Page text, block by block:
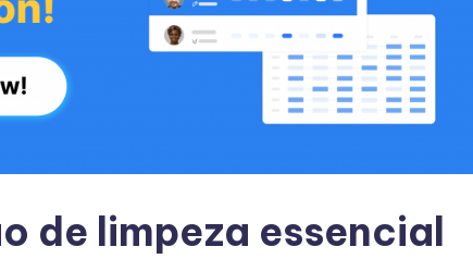
de limpeza essencial